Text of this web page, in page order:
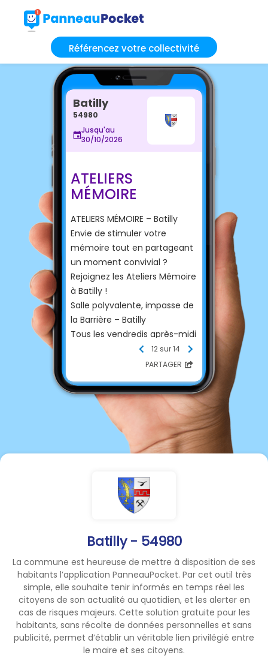
Référencez votre collectivité
Batilly - 54980
La commune est heureuse de mettre à disposition de ses
habitants l’application PanneauPocket. Par cet outil très
simple, elle souhaite tenir informés en temps réel les
citoyens de son actualité au quotidien, et les alerter en
cas de risques majeurs. Cette solution gratuite pour les
habitants, sans récolte de données personnelles et sans
publicité, permet d’établir un véritable lien privilégié entre
le maire et ses citoyens.
Batilly
54980
Jusqu'au
30/10/2026
ATELIERS
MÉMOIRE
ATELIERS MÉMOIRE – Batilly
Envie de stimuler votre
mémoire tout en partageant
un moment convivial ?
Rejoignez les Ateliers Mémoire
à Batilly !
Salle polyvalente, impasse de
la Barrière – Batilly
Tous les vendredis après-midi
2026
Ateliers basés sur des thèmes,
échanges et activités
ludiques, avec :
jeux et exercices mémoire
conseils et techniques pour
entretenir sa mémoire
Inscriptions & informations :
N’hésitez pas à partager
autour de vous !
12 sur 14
PARTAGER